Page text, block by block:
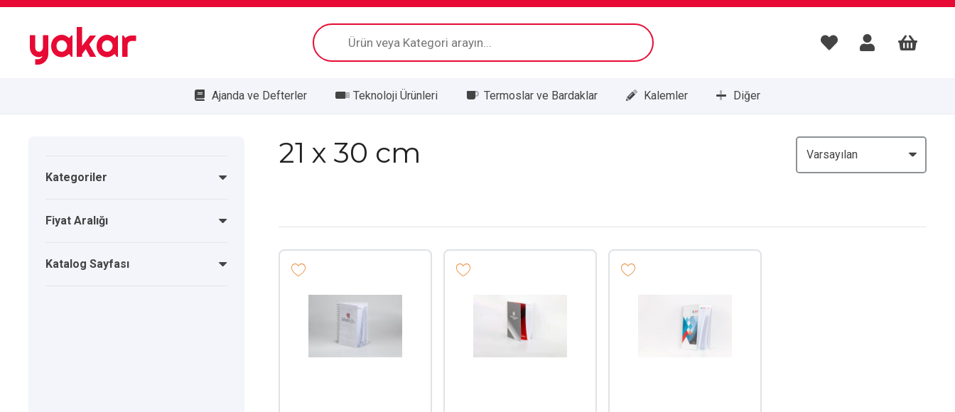
yakar
Products
search
Ajanda ve Defterler Teknoloji Ürünleri Termoslar ve Bardaklar Kalemler Diğer
Kategoriler
Fiyat Aralığı
Katalog Sayfası
21 x 30 cm